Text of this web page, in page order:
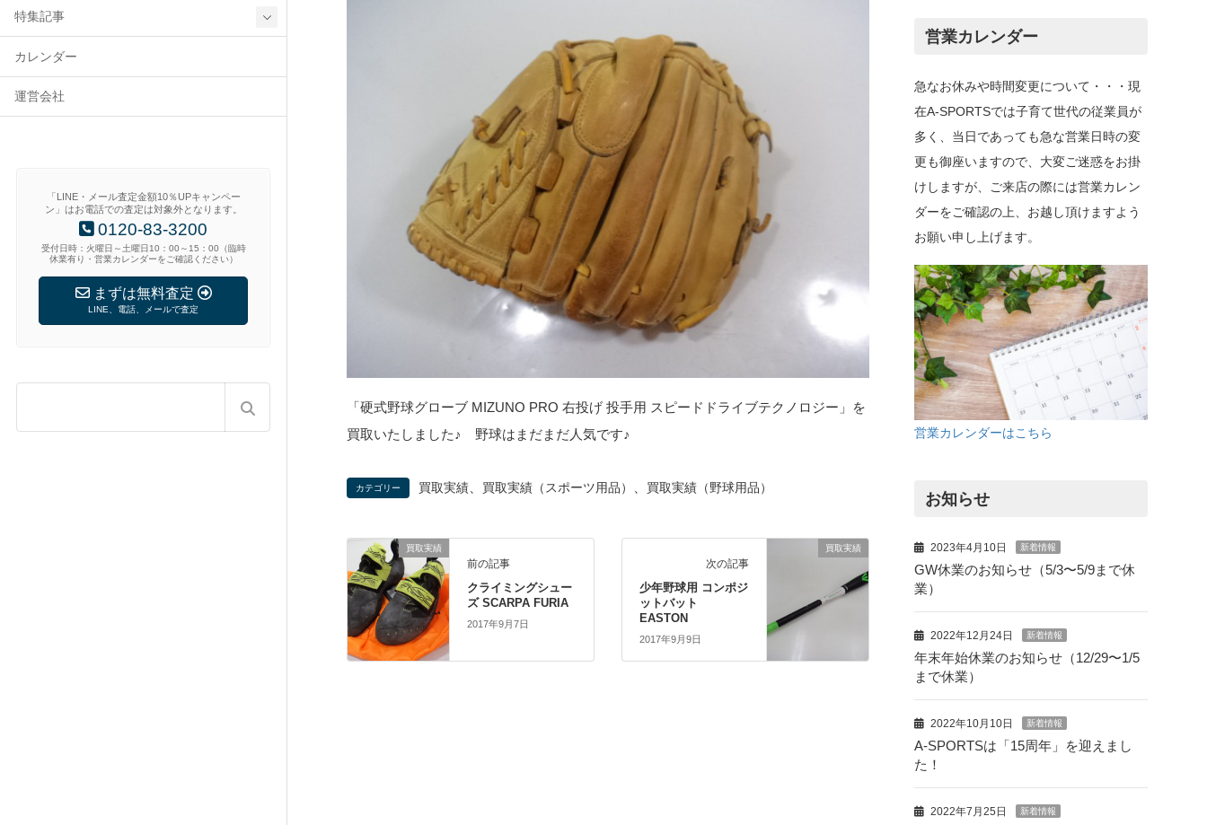
特集記事
カレンダー
運営会社
「LINE・メール査定金額10％UPキャンペー
ン」はお電話での査定は対象外となります。
0120-83-3200
受付日時：火曜日～土曜日10：00～15：00（臨時
休業有り・営業カレンダーをご確認ください）
まずは無料査定
LINE、電話、メールで査定
「硬式野球グローブ MIZUNO PRO 右投げ 投手用 スピードドライブテクノロジー」を
買取いたしました♪ 野球はまだまだ人気です♪
カテゴリー 買取実績 買取実績（スポーツ用品） 買取実績（野球用品）
買取実績
前の記事
クライミングシュー
ズ SCARPA FURIA
2017年9月7日
買取実績
次の記事
少年野球用 コンポジ
ットバット
EASTON
2017年9月9日
営業カレンダー
急なお休みや時間変更について・・・現
在A-SPORTSでは子育て世代の従業員が
多く、当日であっても急な営業日時の変
更も御座いますので、大変ご迷惑をお掛
けしますが、ご来店の際には営業カレン
ダーをご確認の上、お越し頂けますよう
お願い申し上げます。
営業カレンダーはこちら
お知らせ
2023年4月10日 新着情報
GW休業のお知らせ（5/3〜5/9まで休
業）
2022年12月24日 新着情報
年末年始休業のお知らせ（12/29〜1/5
まで休業）
2022年10月10日 新着情報
A-SPORTSは「15周年」を迎えまし
た！
2022年7月25日 新着情報